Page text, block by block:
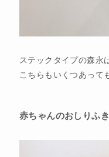
ステックタイプの森永
こちらもいくつあっ
赤ちゃんのおしりふき